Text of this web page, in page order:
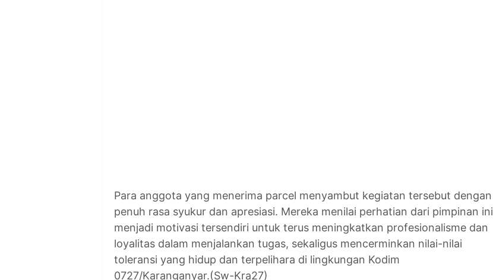
Para anggota yang menerima parcel menyambut kegiatan tersebut dengan
penuh rasa syukur dan apresiasi. Mereka menilai perhatian dari pimpinan ini
menjadi motivasi tersendiri untuk terus meningkatkan profesionalisme dan
loyalitas dalam menjalankan tugas, sekaligus mencerminkan nilai-nilai
toleransi yang hidup dan terpelihara di lingkungan Kodim
0727/Karanganyar.(Sw-Kra27)